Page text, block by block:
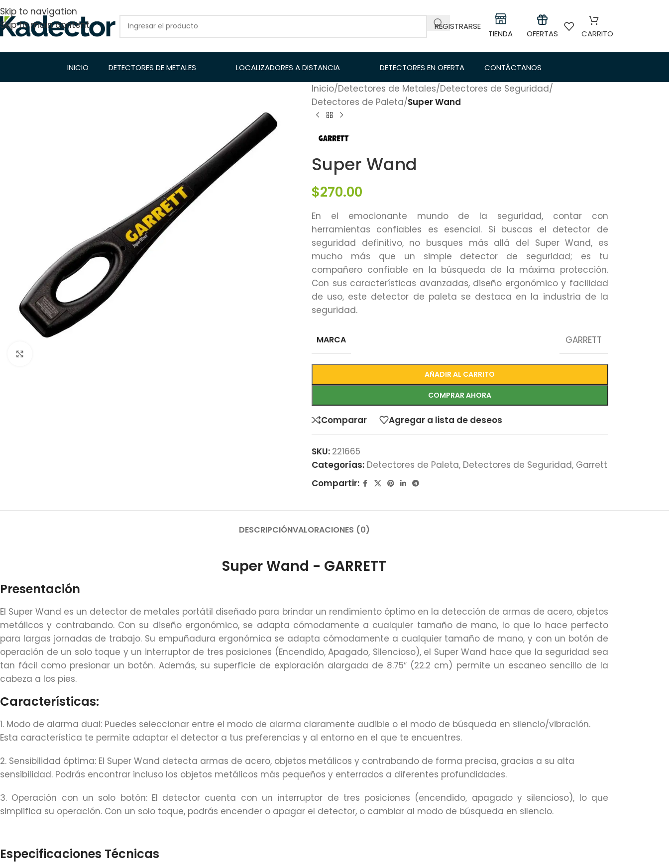
Skip to navigation
Skip to main content
REGISTRARSE
TIENDA OFERTAS CARRITO
INICIO DETECTORES DE METALES LOCALIZADORES A DISTANCIA DETECTORES EN OFERTA CONTÁCTANOS
Inicio/Detectores de Metales/Detectores de Seguridad/
Detectores de Paleta/Super Wand
Super Wand
$270.00
En el emocionante mundo de la seguridad, contar con
herramientas confiables es esencial. Si buscas el detector de
seguridad definitivo, no busques más allá del Super Wand, es
mucho más que un simple detector de seguridad; es tu
compañero confiable en la búsqueda de la máxima protección.
Con sus características avanzadas, diseño ergonómico y facilidad
de uso, este detector de paleta se destaca en la industria de la
seguridad.
MARCA GARRETT
AÑADIR AL CARRITO
COMPRAR AHORA
Comparar Agregar a lista de deseos
SKU: 221665
Categorías: Detectores de Paleta, Detectores de Seguridad, Garrett
Compartir:
DESCRIPCIÓNVALORACIONES (0)
Super Wand - GARRETT
Presentación
El Super Wand es un detector de metales portátil diseñado para brindar un rendimiento óptimo en la detección de armas de acero, objetos
metálicos y contrabando. Con su diseño ergonómico, se adapta cómodamente a cualquier tamaño de mano, lo que lo hace perfecto
para largas jornadas de trabajo. Su empuñadura ergonómica se adapta cómodamente a cualquier tamaño de mano, y con un botón de
operación de un solo toque y un interruptor de tres posiciones (Encendido, Apagado, Silencioso), el Super Wand hace que la seguridad sea
tan fácil como presionar un botón. Además, su superficie de exploración alargada de 8.75″ (22.2 cm) permite un escaneo sencillo de la
cabeza a los pies.
Características:
1. Modo de alarma dual: Puedes seleccionar entre el modo de alarma claramente audible o el modo de búsqueda en silencio/vibración.
Esta característica te permite adaptar el detector a tus preferencias y al entorno en el que te encuentres.
2. Sensibilidad óptima: El Super Wand detecta armas de acero, objetos metálicos y contrabando de forma precisa, gracias a su alta
sensibilidad. Podrás encontrar incluso los objetos metálicos más pequeños y enterrados a diferentes profundidades.
3. Operación con un solo botón: El detector cuenta con un interruptor de tres posiciones (encendido, apagado y silencioso), lo que
simplifica su operación. Con un solo toque, podrás encender o apagar el detector, o cambiar al modo de búsqueda en silencio.
Especificaciones Técnicas